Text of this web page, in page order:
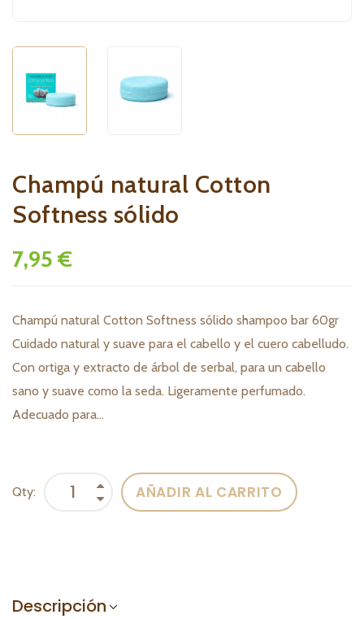
Champú natural Cotton
Softness sólido
7,95 €
Champú natural Cotton Softness sólido shampoo bar 60gr
Cuidado natural y suave para el cabello y el cuero cabelludo.
Con ortiga y extracto de árbol de serbal, para un cabello
sano y suave como la seda. Ligeramente perfumado.
Adecuado para...
Qty: AÑADIR AL CARRITO
Descripción